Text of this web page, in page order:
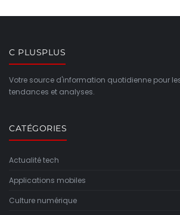
C PLUSPLUS
Votre source d'information quotidienne pour
tendances et analyses.
CATÉGORIES
Actualité tech
Applications mobiles
Culture numérique